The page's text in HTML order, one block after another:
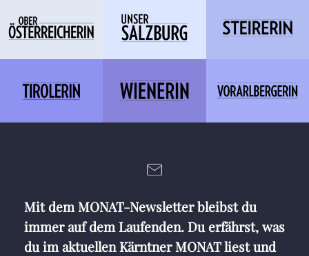
Mit dem MONAT-Newsletter bleibst du
immer auf dem Laufenden. Du erfährst, was
du im aktuellen Kärntner MONAT liest und